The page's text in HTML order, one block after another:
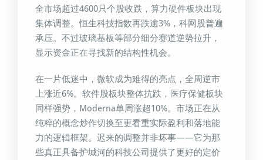
全市场超过4600只个股收跌，算力硬件板块出现
集体调整。恒生科技指数再跌逾3%，科网股普遍
承压。不过玻璃基板等部分细分赛道逆势拉升，
显示资金正在寻找新的结构性机会。
在一片低迷中，微软成为难得的亮点，全周逆市
上涨近6%。软件股板块整体抗跌，医疗保健板块
同样强势，Moderna单周涨超10%。市场正在从
纯粹的概念炒作切换至更看重实际盈利和落地能
力的逻辑框架。迟来的调整并非坏事——它为那
些真正具备护城河的科技公司提供了更好的定价